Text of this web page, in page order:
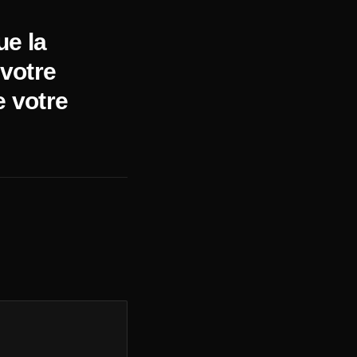
la
votre